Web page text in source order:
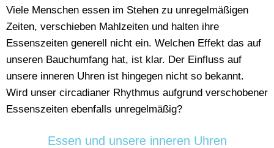
Viele Menschen essen im Stehen zu unregelmäßigen
Zeiten, verschieben Mahlzeiten und halten ihre
Essenszeiten generell nicht ein. Welchen Effekt das auf
unseren Bauchumfang hat, ist klar. Der Einfluss auf
unsere inneren Uhren ist hingegen nicht so bekannt.
Wird unser circadianer Rhythmus aufgrund verschobener
Essenszeiten ebenfalls unregelmäßig?
Essen und unsere inneren Uhren